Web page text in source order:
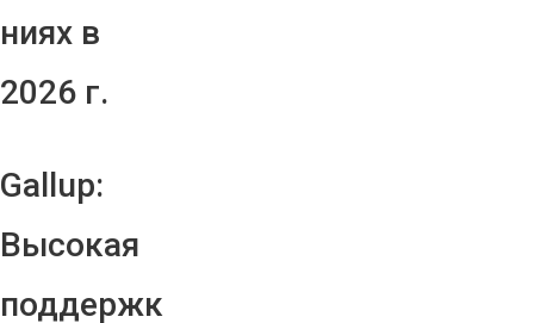
ниях в
2026 г.
Gallup:
Высокая
поддержк